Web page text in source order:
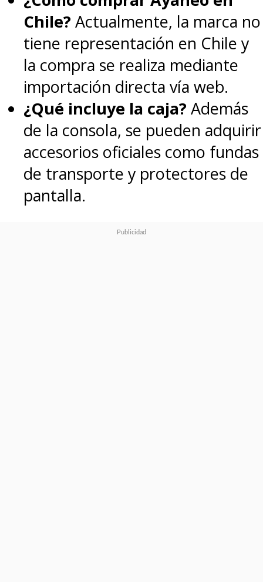
Chile? Actualmente, la marca no
tiene representación en Chile y
la compra se realiza mediante
importación directa vía web.
¿Qué incluye la caja? Además
de la consola, se pueden adquirir
accesorios oficiales como fundas
de transporte y protectores de
pantalla.